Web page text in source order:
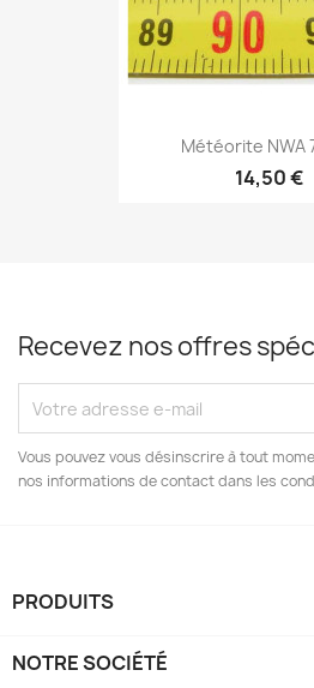
Météorite NWA
14,50 €
Recevez nos offres
Vous pouvez vous désinscrire à tout
nos informations de contact dans les
PRODUITS
NOTRE SOCIÉTÉ